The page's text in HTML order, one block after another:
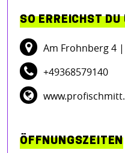
SO ERREICHST DU
Am Frohnberg 4
+49368579140
ÖFFNUNGSZEITEN